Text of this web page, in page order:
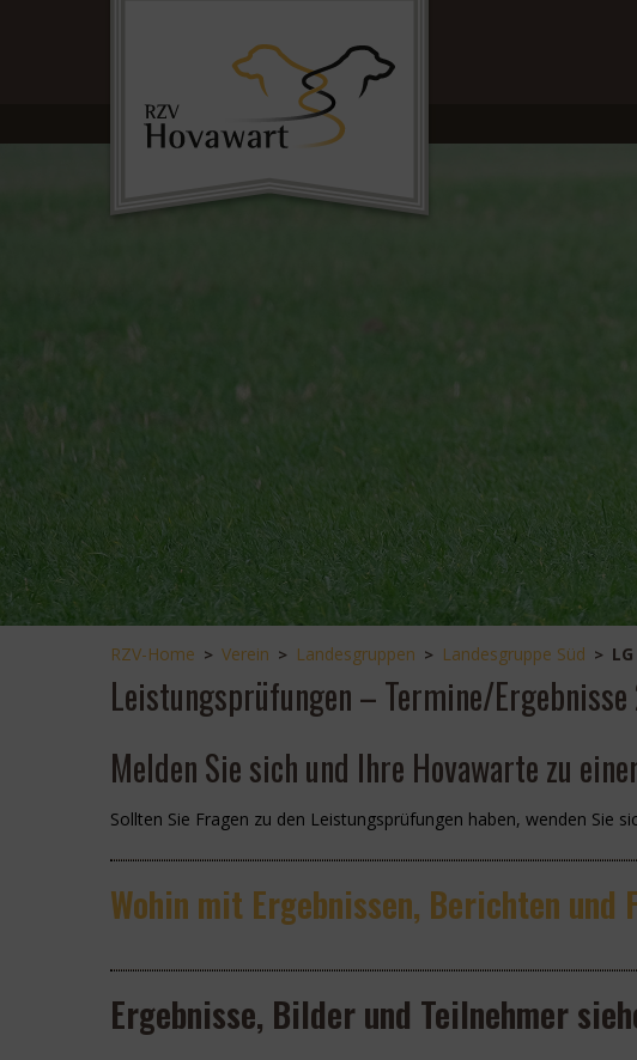
RZV-Home > Verein > Landesgruppen > Landesgruppe Süd >
Leistungsprüfungen – Termine/
Melden Sie sich und Ihre Hovawarte zu
Sollten Sie Fragen zu den Leistungsprüfungen haben, wenden Sie
Wohin mit Ergebnissen, Berichten und
Ergebnisse, Bilder und Teilnehmer